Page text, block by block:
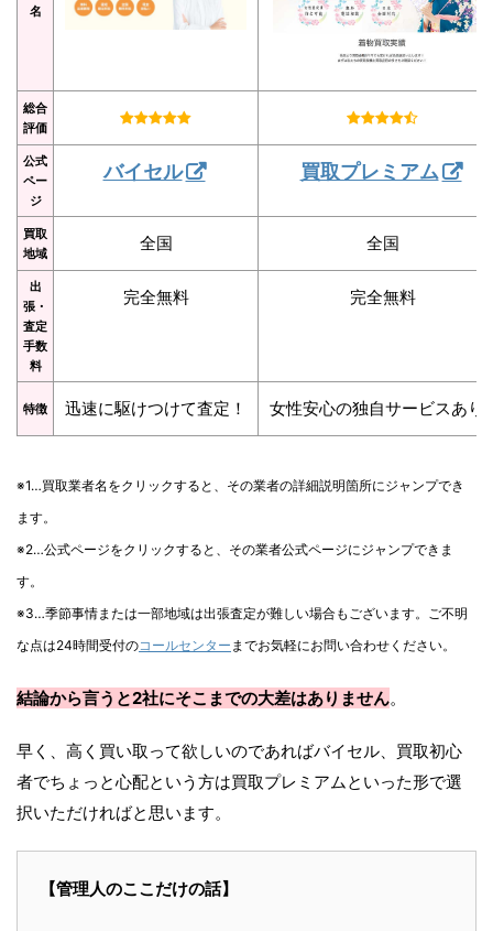
名
総合
評価
公式
ペー
ジ
バイセル 買取プレミアム
買取
地域
全国 全国
出
張・
査定
手数
料
完全無料 完全無料
特徴 迅速に駆けつけて査定！ 女性安心の独自サービスあり
※1…買取業者名をクリックすると、その業者の詳細説明箇所にジャンプでき
ます。
※2…公式ページをクリックすると、その業者公式ページにジャンプできま
す。
※3…季節事情または一部地域は出張査定が難しい場合もございます。ご不明
な点は24時間受付のコールセンター までお気軽にお問い合わせください。
結論から言うと2社にそこまでの大差はありません。
早く、高く買い取って欲しいのであればバイセル、買取初心
者でちょっと心配という方は買取プレミアムといった形で選
択いただければと思います。
【管理人のここだけの話】